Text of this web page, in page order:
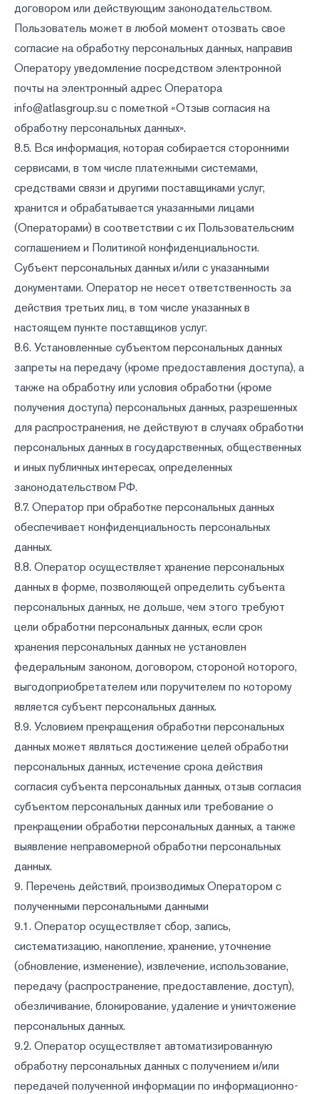
договором или действующим законодательством.
Пользователь может в любой момент отозвать свое
согласие на обработку персональных данных, направив
Оператору уведомление посредством электронной
почты на электронный адрес Оператора
info@atlasgroup.su с пометкой «Отзыв согласия на
обработку персональных данных».
8.5. Вся информация, которая собирается сторонними
сервисами, в том числе платежными системами,
средствами связи и другими поставщиками услуг,
хранится и обрабатывается указанными лицами
(Операторами) в соответствии с их Пользовательским
соглашением и Политикой конфиденциальности.
Субъект персональных данных и/или с указанными
документами. Оператор не несет ответственность за
действия третьих лиц, в том числе указанных в
настоящем пункте поставщиков услуг.
8.6. Установленные субъектом персональных данных
запреты на передачу (кроме предоставления доступа), а
также на обработку или условия обработки (кроме
получения доступа) персональных данных, разрешенных
для распространения, не действуют в случаях обработки
персональных данных в государственных, общественных
и иных публичных интересах, определенных
законодательством РФ.
8.7. Оператор при обработке персональных данных
обеспечивает конфиденциальность персональных
данных.
8.8. Оператор осуществляет хранение персональных
данных в форме, позволяющей определить субъекта
персональных данных, не дольше, чем этого требуют
цели обработки персональных данных, если срок
хранения персональных данных не установлен
федеральным законом, договором, стороной которого,
выгодоприобретателем или поручителем по которому
является субъект персональных данных.
8.9. Условием прекращения обработки персональных
данных может являться достижение целей обработки
персональных данных, истечение срока действия
согласия субъекта персональных данных, отзыв согласия
субъектом персональных данных или требование о
прекращении обработки персональных данных, а также
выявление неправомерной обработки персональных
данных.
9. Перечень действий, производимых Оператором с
полученными персональными данными
9.1. Оператор осуществляет сбор, запись,
систематизацию, накопление, хранение, уточнение
(обновление, изменение), извлечение, использование,
передачу (распространение, предоставление, доступ),
обезличивание, блокирование, удаление и уничтожение
персональных данных.
9.2. Оператор осуществляет автоматизированную
обработку персональных данных с получением и/или
передачей полученной информации по информационно-